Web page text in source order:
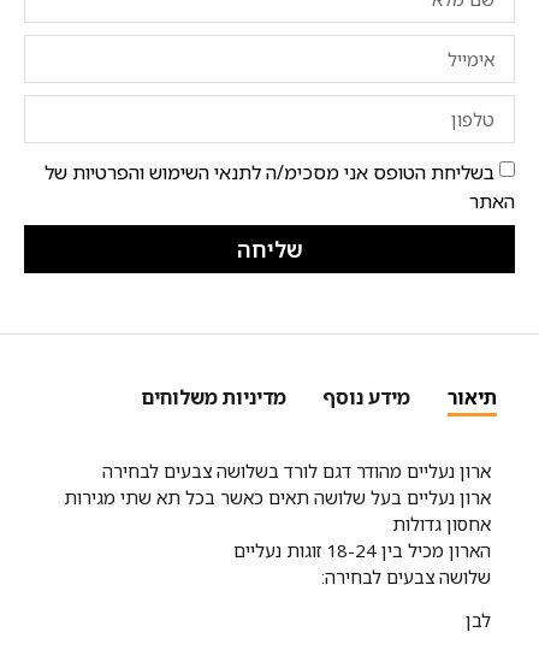
בשליחת הטופס אני מסכימ/ה לתנאי השימוש והפרטיות של
האתר
שליחה
תיאור מידע נוסף מדיניות משלוחים
ארון נעליים מהודר דגם לורד בשלושה צבעים לבחירה
ארון נעליים בעל שלושה תאים כאשר בכל תא שתי מגירות
אחסון גדולות
הארון מכיל בין 18-24 זוגות נעליים
שלושה צבעים לבחירה:
לבן